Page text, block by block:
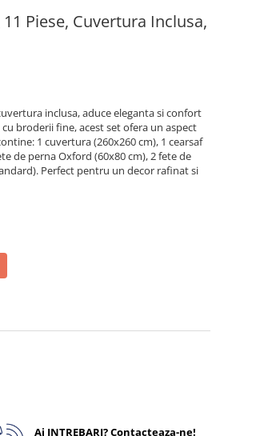
Piese, Cuvertura Inclusa,
inclusa, aduce eleganta si confort
broderii fine, acest set ofera un aspect
1 cuvertura (260x260 cm), 1 cearsaf
de perna Oxford (60x80 cm), 2 fete de
Perfect pentru un decor rafinat si
Ai INTREBARI? Contacteaza-ne!